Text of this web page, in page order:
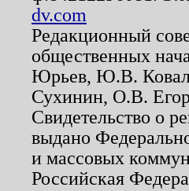
dv.com
Редакционный
общественных
Юрьев, Ю.В.
Сухинин, О.В.
Свидетельство о
выдано
и массовых
Российская